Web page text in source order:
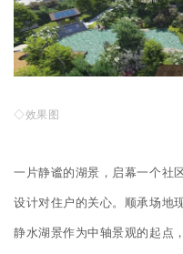
◇效果图
一片静谧的湖景，启幕一个社
设计对住户的关心。顺承场地
静水湖景作为中轴景观的起点